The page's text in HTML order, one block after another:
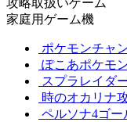
家庭用ゲーム機
ポケモンチャ
ぽこあポケモ
スプラレイダ
時のオカリナ
ペルソナ4ゴー